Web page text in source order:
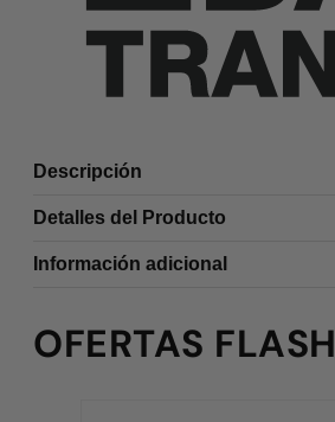
Descripción
Detalles del Producto
Información adicional
OFERTAS FLASH